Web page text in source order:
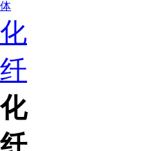
体
化
纤
化